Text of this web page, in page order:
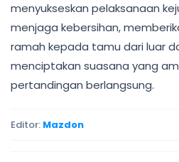
menyukseskan pelaksanaan
menjaga kebersihan,
ramah kepada tamu dari luar
menciptakan suasana yang
pertandingan berlangsung.
Editor: Mazdon